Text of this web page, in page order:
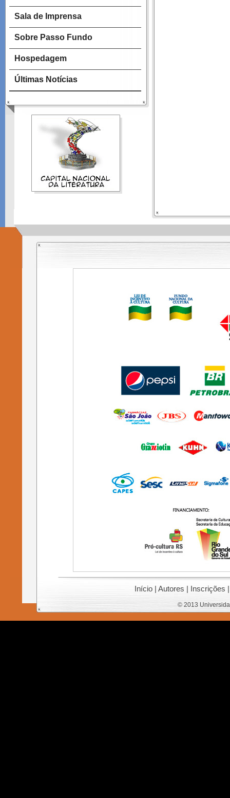
Sala de Imprensa
Sobre Passo Fundo
Hospedagem
Últimas Notícias
Início | Autores | Inscrições
© 2013